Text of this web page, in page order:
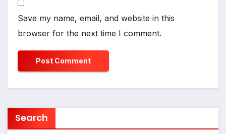
Save my name, email, and website in this
browser for the next time I comment.
Search